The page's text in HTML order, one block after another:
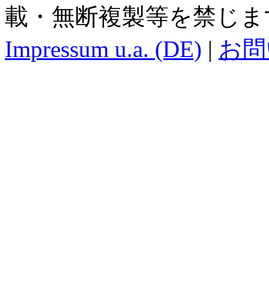
載・無断複製等を禁じ
Impressum u.a. (DE) | お